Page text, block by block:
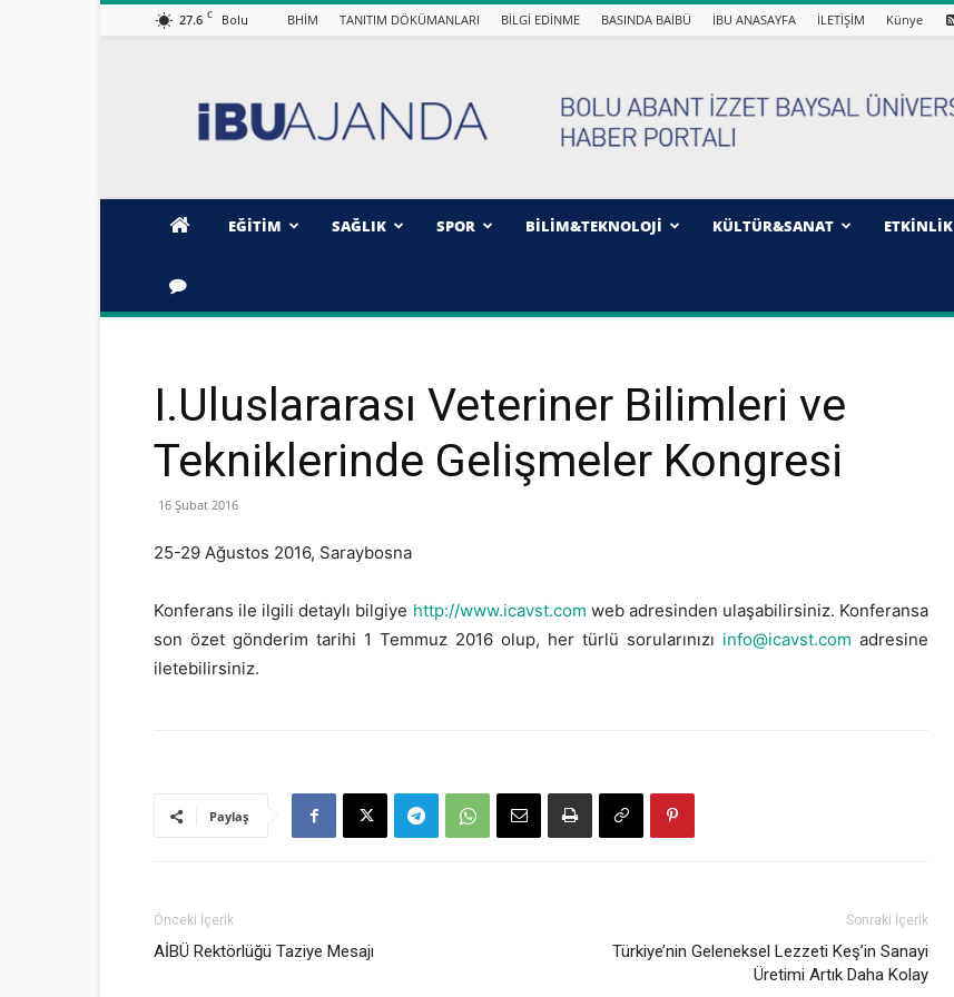
27.6 C Bolu BHİM TANITIM DÖKÜMANLARI BİLGİ EDİNME BASINDA BAİBÜ İBU ANASAYFA İLETİŞİM Künye
EĞİTİM SAĞLIK SPOR BİLİM&TEKNOLOJİ KÜLTÜR&SANAT ETKİNLİK
I.Uluslararası Veteriner Bilimleri ve
Tekniklerinde Gelişmeler Kongresi
16 Şubat 2016
25-29 Ağustos 2016, Saraybosna
Konferans ile ilgili detaylı bilgiye http://www.icavst.com web adresinden ulaşabilirsiniz. Konferansa
son özet gönderim tarihi 1 Temmuz 2016 olup, her türlü sorularınızı info@icavst.com adresine
iletebilirsiniz.
Paylaş
Önceki İçerik
AİBÜ Rektörlüğü Taziye Mesajı
Sonraki İçerik
Türkiye’nin Geleneksel Lezzeti Keş’in Sanayi
Üretimi Artık Daha Kolay